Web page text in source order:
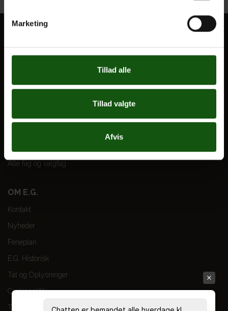
Marketing
Tillad alle
Tillad valgte
Afvis
Til forældre
Alle fag og valgfag
OM E.G.
Kontakt
Nyheder
Ferieplan
E.G. Historisk
Tal og Oplysninger
Cookiepolitik
Tilgængelighedserklæring